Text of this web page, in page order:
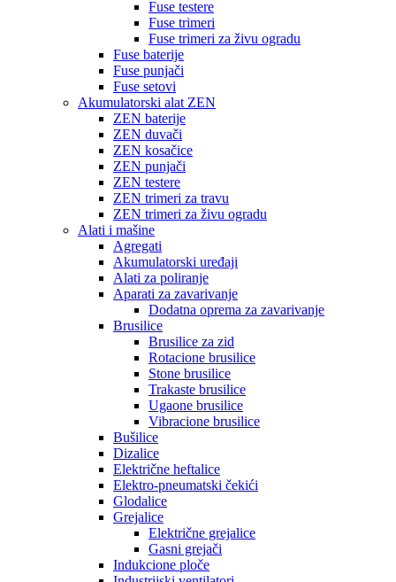
Fuse testere
Fuse trimeri
Fuse trimeri za živu ogradu
Fuse baterije
Fuse punjači
Fuse setovi
Akumulatorski alat ZEN
ZEN baterije
ZEN duvači
ZEN kosačice
ZEN punjači
ZEN testere
ZEN trimeri za travu
ZEN trimeri za živu ogradu
Alati i mašine
Agregati
Akumulatorski uređaji
Alati za poliranje
Aparati za zavarivanje
Dodatna oprema za zavarivanje
Brusilice
Brusilice za zid
Rotacione brusilice
Stone brusilice
Trakaste brusilice
Ugaone brusilice
Vibracione brusilice
Bušilice
Dizalice
Električne heftalice
Elektro-pneumatski čekići
Glodalice
Grejalice
Električne grejalice
Gasni grejači
Indukcione ploče